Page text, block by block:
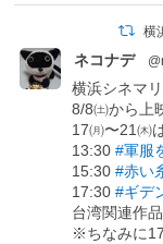
横
ネコナデ
横浜シネマ
8/8㈯から上
17㈪〜21㈭
13:30#軍服
15:30#赤い
17:30#ギデ
台湾関連作
※ちなみに